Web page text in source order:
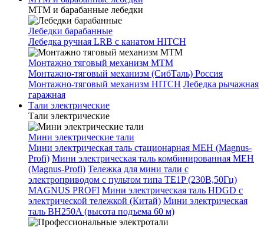
МТМ и барабанные лебедки
Лебедки барабанные
Лебедка ручная LRB с канатом HITCH
Монтажно тяговый механизм МТМ
Монтажно-тяговый механизм (СибТаль) Россия
Монтажно-тяговый механизм HITCH Лебедка рычажная
гаражная
Тали электрические
Тали электрические
Мини электрические тали
Мини электрическая таль стационарная МЕН (Magnus-
Profi) Мини электрическая таль комбинированная МЕН
(Magnus-Profi) Тележка для мини тали с
электроприводом с пультом типа TE1P (230В,50Гц)
MAGNUS PROFI Мини электрическая таль HDGD с
электрической тележкой (Китай) Мини электрическая
таль BH250A (высота подъема 60 м)